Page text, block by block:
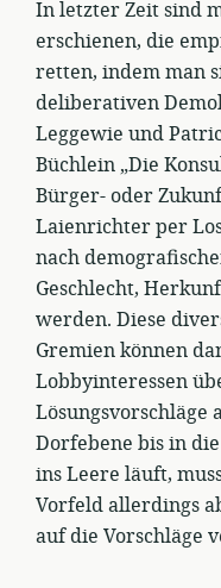
In letzter Zeit sind
erschienen, die
retten, indem man
deliberativen
Leggewie und
Büchlein „Die
Bürger- oder
Laienrichter per
nach
Geschlecht,
werden. Diese
Gremien können
Lobbyinteressen
Lösungsvorschläge
Dorfebene bis in
ins Leere läuft,
Vorfeld allerdings
auf die Vorschläge